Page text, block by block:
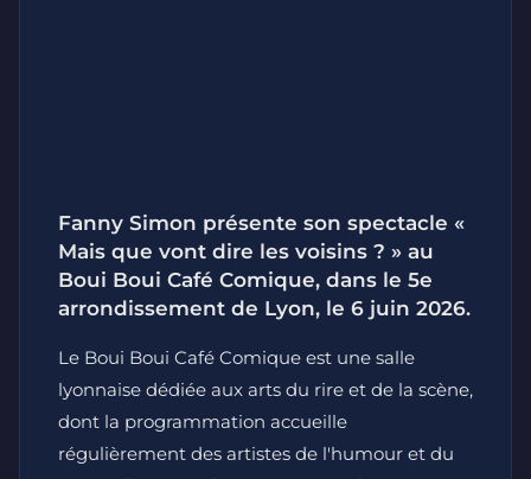
Fanny Simon présente son spectacle «
Mais que vont dire les voisins ? » au
Boui Boui Café Comique, dans le 5e
arrondissement de Lyon, le 6 juin 2026.
Le Boui Boui Café Comique est une salle
lyonnaise dédiée aux arts du rire et de la scène,
dont la programmation accueille
régulièrement des artistes de l'humour et du